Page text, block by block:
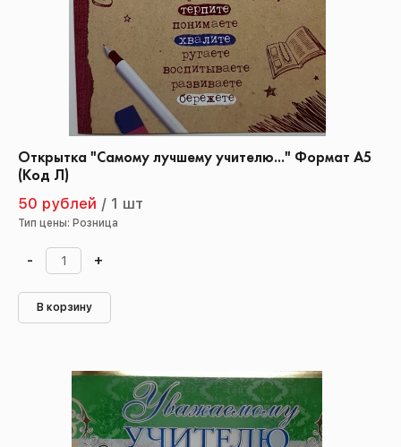
Открытка "Самому лучшему учителю..." Формат А5
(Код Л)
50 рублей / 1 шт
Тип цены: Розница
- +
В корзину